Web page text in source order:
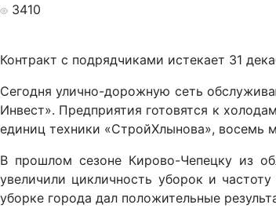
3410
Контракт с подрядчиками истекает 31
Сегодня улично-дорожную сеть
Инвест». Предприятия готовятся к
единиц техники «СтройХлынова»,
В прошлом сезоне Кирово-Чепецку из
увеличили цикличность уборок и
уборке города дал положительные